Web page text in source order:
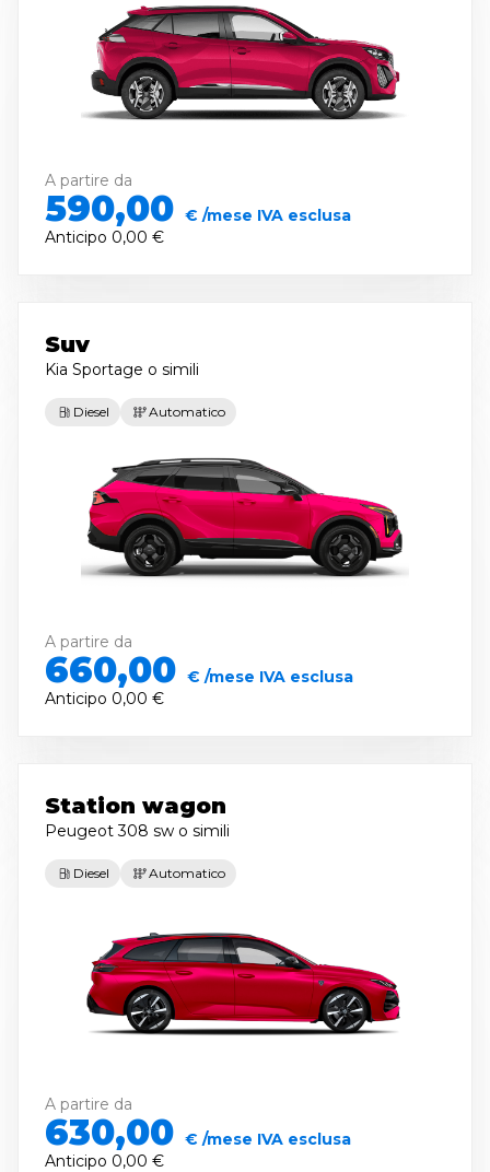
A partire da
590,00 € /mese IVA esclusa
Anticipo 0,00 €
Suv
Kia Sportage o simili
Diesel Automatico
A partire da
660,00 € /mese IVA esclusa
Anticipo 0,00 €
Station wagon
Peugeot 308 sw o simili
Diesel Automatico
A partire da
630,00 € /mese IVA esclusa
Anticipo 0,00 €